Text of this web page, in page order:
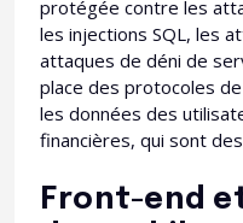
protégée contre les
les injections SQL, les
attaques de déni de
place des protocoles de
les données des
financières, qui sont
Front-end